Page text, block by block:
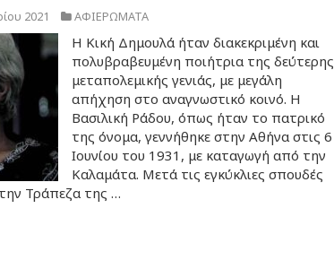
2021 ΑΦΙΕΡΩΜΑΤΑ
Η Κική Δημουλά ήταν διακεκριμένη και
πολυβραβευμένη ποιήτρια της δεύτερης
μεταπολεμικής γενιάς, με μεγάλη
απήχηση στο αναγνωστικό κοινό. Η
Βασιλική Ράδου, όπως ήταν το πατρικό
της όνομα, γεννήθηκε στην Αθήνα στις 6
Ιουνίου του 1931, με καταγωγή από την
Καλαμάτα. Μετά τις εγκύκλιες σπουδές
Τράπεζα της …